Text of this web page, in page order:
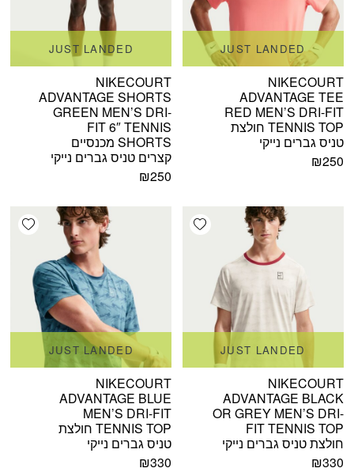
JUST LANDED
NIKECOURT
ADVANTAGE TEE
RED MEN’S DRI-FIT
TENNIS TOP חולצת
טניס גברים נייקי
₪250
JUST LANDED
NIKECOURT
ADVANTAGE SHORTS
GREEN MEN’S DRI-
FIT 6″ TENNIS
SHORTS מכנסיים
קצרים טניס גברים נייקי
₪250
Add wishlist
JUST LANDED
NIKECOURT
ADVANTAGE BLACK
OR GREY MEN’S DRI-
FIT TENNIS TOP
חולצת טניס גברים נייקי
₪330
JUST LANDED
NIKECOURT
ADVANTAGE BLUE
MEN’S DRI-FIT
TENNIS TOP חולצת
טניס גברים נייקי
₪330